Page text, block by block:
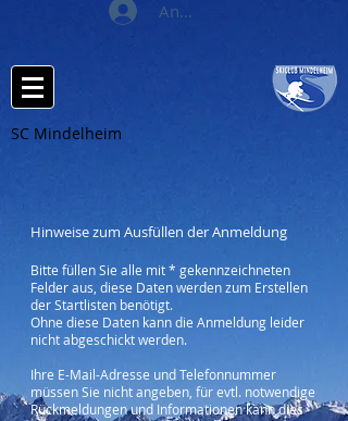
Anmelden
SC Mindelheim
Hinweise zum Ausfüllen der Anmeldung
Bitte füllen Sie alle mit * gekennzeichneten
Felder aus, diese Daten werden zum Erstellen
der Startlisten benötigt.
Ohne diese Daten kann die Anmeldung leider
nicht abgeschickt werden.
Ihre E-Mail-Adresse und Telefonnummer
müssen Sie nicht angeben, für evtl. notwendige
Rückmeldungen und Informationen kann dies